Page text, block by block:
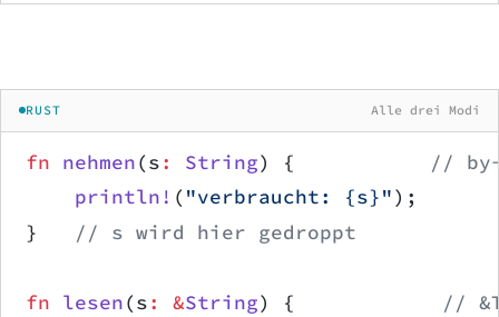
RUST Alle drei Modi
fn nehmen(s: String) {
// by-
    println!
( "verbraucht: {s}");
}
// s wird hier gedroppt
fn lesen(s: &String) {
//